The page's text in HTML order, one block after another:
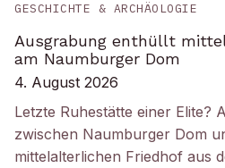
GESCHICHTE & ARCHÄOLOGIE
Ausgrabung enthüllt
am Naumburger Dom
4. August 2026
Letzte Ruhestätte einer Elite?
zwischen Naumburger Dom
mittelalterlichen Friedhof aus